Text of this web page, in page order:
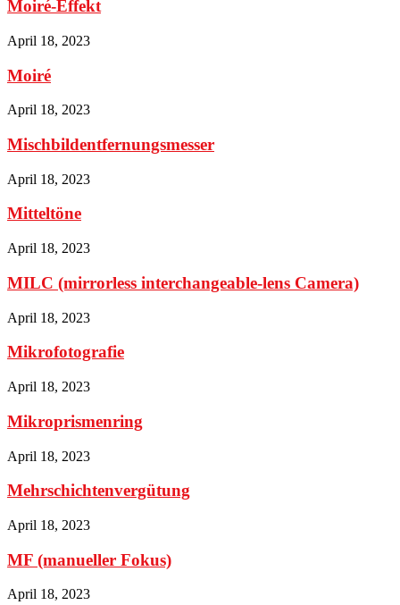
Moiré-Effekt
April 18, 2023
Moiré
April 18, 2023
Mischbildentfernungsmesser
April 18, 2023
Mitteltöne
April 18, 2023
MILC (mirrorless interchangeable-lens Camera)
April 18, 2023
Mikrofotografie
April 18, 2023
Mikroprismenring
April 18, 2023
Mehrschichtenvergütung
April 18, 2023
MF (manueller Fokus)
April 18, 2023